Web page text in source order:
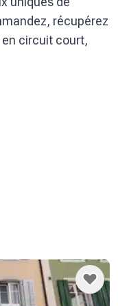
récupérez
en circuit court,